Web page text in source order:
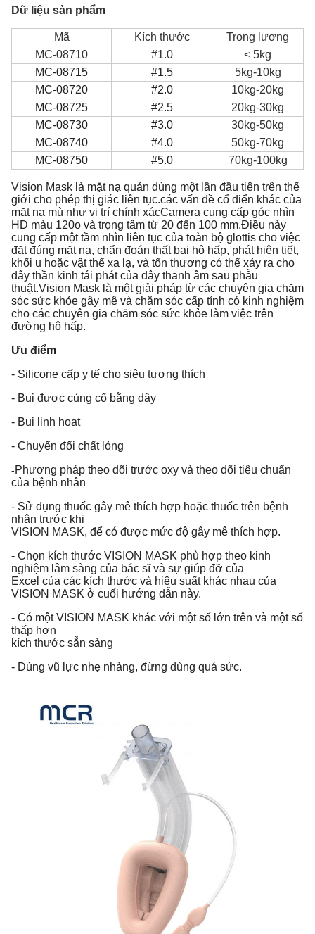
Dữ liệu sản phẩm
Mã Kích thước
Trọng lượng
MC-08710
#1.0
< 5kg
MC-08715
#1.5
5kg-10kg
MC-08720
#2.0
10kg-20kg
MC-08725
#2.5
20kg-30kg
MC-08730
#3.0
30kg-50kg
MC-08740
#4.0
50kg-70kg
MC-08750
#5.0 70kg-100kg
Vision Mask là mặt nạ quản dùng một lần đầu tiên trên thế
giới cho phép thị giác liên tục.các vấn đề cổ điển khác của
mặt nạ mù như vị trí chính xácCamera cung cấp góc nhìn
HD màu 120o và trọng tâm từ 20 đến 100 mm.Điều này
cung cấp một tầm nhìn liên tục của toàn bộ glottis cho việc
đặt đúng mặt nạ, chẩn đoán thất bại hô hấp, phát hiện tiết,
khối u hoặc vật thể xa lạ, và tổn thương có thể xảy ra cho
dây thần kinh tái phát của dây thanh âm sau phẫu
thuật.Vision Mask là một giải pháp từ các chuyên gia chăm
sóc sức khỏe gây mê và chăm sóc cấp tính có kinh nghiệm
cho các chuyên gia chăm sóc sức khỏe làm việc trên
đường hô hấp.
Ưu điểm
- Silicone cấp y tế cho siêu tương thích
- Bụi được củng cố bằng dây
- Bụi linh hoạt
- Chuyển đổi chất lỏng
-Phương pháp theo dõi trước oxy và theo dõi tiêu chuẩn
của bệnh nhân
- Sử dụng thuốc gây mê thích hợp hoặc thuốc trên bệnh
nhân trước khi
VISION MASK, để có được mức độ gây mê thích hợp.
- Chọn kích thước VISION MASK phù hợp theo kinh
nghiệm lâm sàng của bác sĩ và sự giúp đỡ của
Excel của các kích thước và hiệu suất khác nhau của
VISION MASK ở cuối hướng dẫn này.
- Có một VISION MASK khác với một số lớn trên và một số
thấp hơn
kích thước sẵn sàng
- Dùng vũ lực nhẹ nhàng, đừng dùng quá sức.